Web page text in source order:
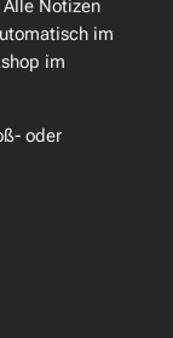
Alle Notizen
im
im
oder